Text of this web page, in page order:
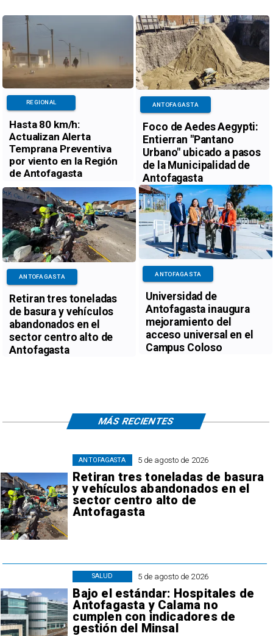
Hasta 80 km/h:
Actualizan Alerta
Temprana Preventiva
por viento en la Región
de Antofagasta
REGIONAL
Foco de Aedes Aegypti:
Entierran "Pantano
Urbano" ubicado a pasos
de la Municipalidad de
Antofagasta
ANTOFAGASTA
Retiran tres toneladas
de basura y vehículos
abandonados en el
sector centro alto de
Antofagasta
ANTOFAGASTA
Universidad de
Antofagasta inaugura
mejoramiento del
acceso universal en el
Campus Coloso
ANTOFAGASTA
5 de agosto de 2026
Retiran tres toneladas de basura
y vehículos abandonados en el
sector centro alto de
Antofagasta
ANTOFAGASTA
5 de agosto de 2026
Bajo el estándar: Hospitales de
Antofagasta y Calama no
cumplen con indicadores de
gestión del Minsal
SALUD
MÁS RECIENTES